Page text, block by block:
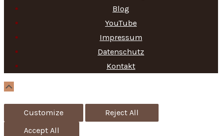
c
h
f
o
Blog
YouTube
Impressum
Datenschutz
Kontakt
Customize
Reject All
Accept All